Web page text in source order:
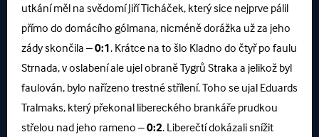
utkání měl na svědomí Jiří Ticháček, který sice nejprve pálil
přímo do domácího gólmana, nicméně dorážka už za jeho
zády skončila –0:1. Krátce na to šlo Kladno do čtyř po faulu
Strnada, v oslabení ale ujel obraně Tygrů Straka a jelikož byl
faulován, bylo nařízeno trestné střílení. Toho se ujal Eduards
Tralmaks, který překonal libereckého brankáře prudkou
střelou nad jeho rameno –0:2. Liberečtí dokázali snížit